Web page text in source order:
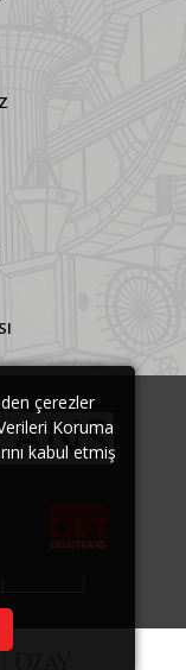
çerezler
Koruma
kabul etmiş